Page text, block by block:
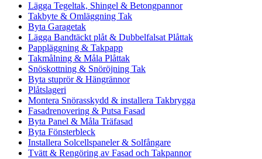
Lägga Tegeltak, Shingel & Betongpannor
Takbyte & Omläggning Tak
Byta Garagetak
Lägga Bandtäckt plåt & Dubbelfalsat Plåttak
Pappläggning & Takpapp
Takmålning & Måla Plåttak
Snöskottning & Snöröjning Tak
Byta stuprör & Hängrännor
Plåtslageri
Montera Snörasskydd & installera Takbrygga
Fasadrenovering & Putsa Fasad
Byta Panel & Måla Träfasad
Byta Fönsterbleck
Installera Solcellspaneler & Solfångare
Tvätt & Rengöring av Fasad och Takpannor